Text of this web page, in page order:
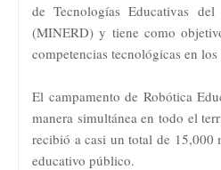
de Tecnologías Educativas
(MINERD) y tiene como
competencias tecnológicas en
El campamento de Robótica
manera simultánea en todo el
recibió a casi un total de 15,000
educativo público.